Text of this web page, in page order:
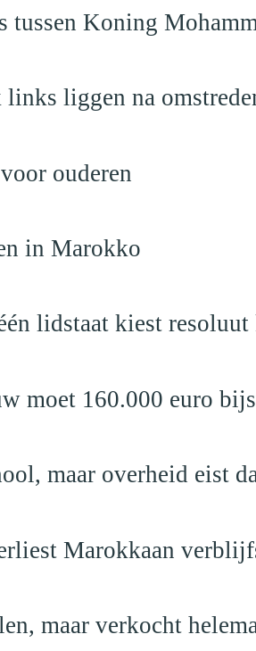
tussen Koning
liggen na
ouderen
in Marokko
lidstaat kiest
moet 160.000 euro
maar overheid eist
Marokkaan
maar verkocht